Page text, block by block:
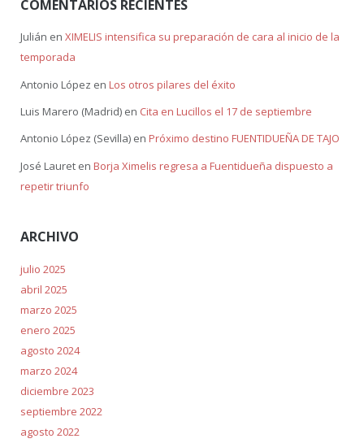
COMENTARIOS RECIENTES
Julián en XIMELIS intensifica su preparación de cara al inicio de la
temporada
Antonio López en Los otros pilares del éxito
Luis Marero (Madrid)en Cita en Lucillos el 17 de septiembre
Antonio López (Sevilla)en Próximo destino FUENTIDUEÑA DE TAJO
José Laureten Borja Ximelis regresa a Fuentidueña dispuesto a
repetir triunfo
ARCHIVO
julio 2025
abril 2025
marzo 2025
enero 2025
agosto 2024
marzo 2024
diciembre 2023
septiembre 2022
agosto 2022